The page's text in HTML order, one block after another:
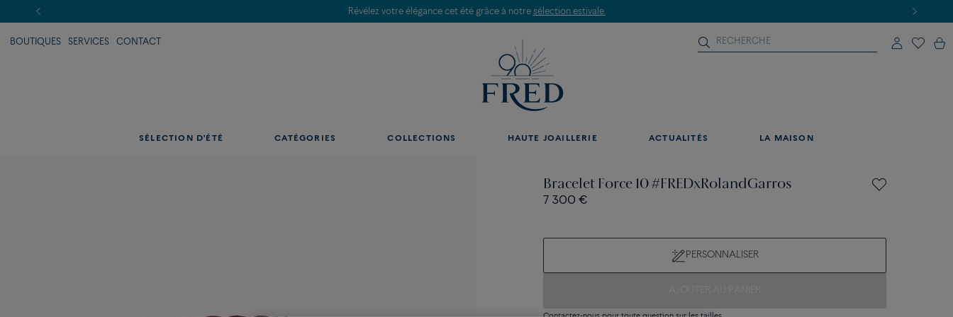
Révélez votre élégance cet été grâce à notre sélection estivale.
BOUTIQUES SERVICES CONTACT
SÉLECTION D'ÉTÉ CATÉGORIES COLLECTIONS HAUTE JOAILLERIE ACTUALITÉS LA MAISON
Bracelet Force 10 #FREDxRolandGarros
7 300 €
PERSONNALISER